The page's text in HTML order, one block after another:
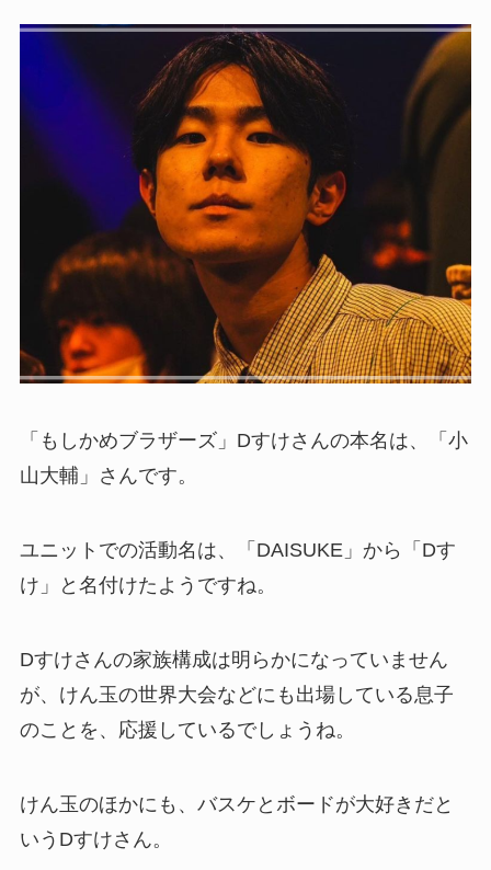
「もしかめブラザーズ」Dすけさんの本名は、「小
山大輔」さんです。
ユニットでの活動名は、「DAISUKE」から「Dす
け」と名付けたようですね。
Dすけさんの家族構成は明らかになっていません
が、けん玉の世界大会などにも出場している息子
のことを、応援しているでしょうね。
けん玉のほかにも、バスケとボードが大好きだと
いうDすけさん。